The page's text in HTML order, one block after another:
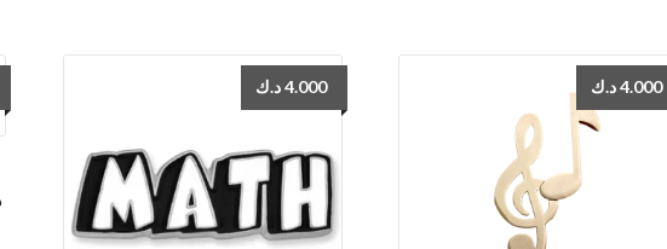
4.000د.ك 4.000 د.ك